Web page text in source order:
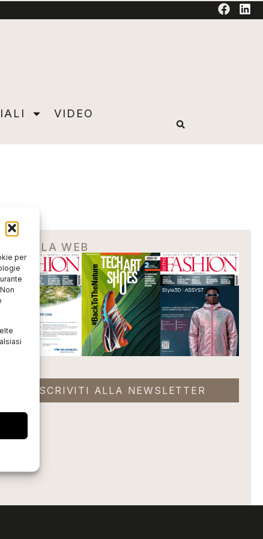
per
VIDEO
EDICOLA WEB
ISCRIVITI ALLA NEWSLETTER